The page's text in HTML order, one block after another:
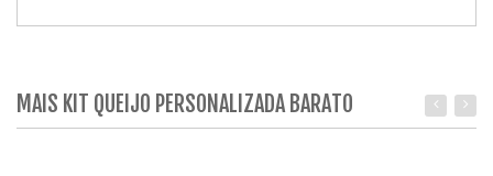
MAIS KIT QUEIJO PERSONALIZADA BARATO